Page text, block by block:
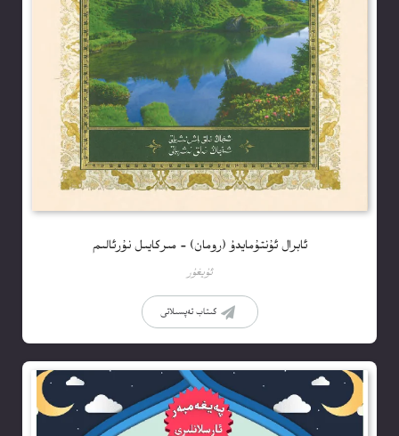
ئابرال ئۇنتۇمايدۇ (رومان) – مىركايىل نۇرئالىم
ئۇيغۇر
كىتاب تەپسىلاتى